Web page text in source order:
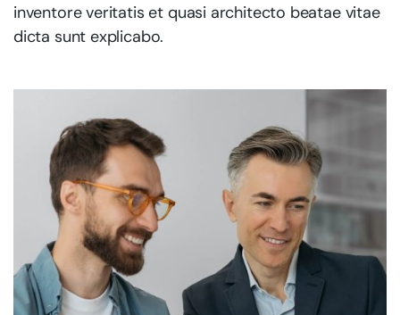
inventore veritatis et quasi architecto beatae vitae
dicta sunt explicabo.